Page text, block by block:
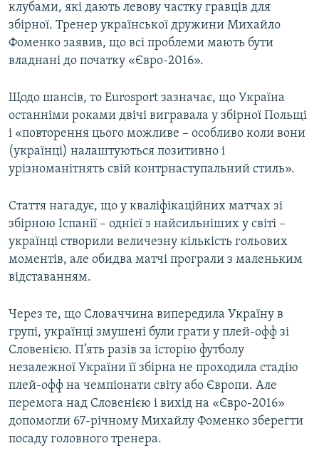
клубами, які дають левову частку гравців для
збірної. Тренер української дружини Михайло
Фоменко заявив, що всі проблеми мають бути
владнані до початку «Євро-2016».
Щодо шансів, то Eurosport зазначає, що Україна
останніми роками двічі вигравала у збірної Польщі
і «повторення цього можливе – особливо коли вони
(українці) налаштуються позитивно і
урізноманітнять свій контрнаступальний стиль».
Стаття нагадує, що у кваліфікаційних матчах зі
збірною Іспанії – однієї з найсильніших у світі –
українці створили величезну кількість гольових
моментів, але обидва матчі програли з маленьким
відставанням.
Через те, що Словаччина випередила Україну в
групі, українці змушені були грати у плей-офф зі
Словенією. П’ять разів за історію футболу
незалежної України її збірна не проходила стадію
плей-офф на чемпіонати світу або Європи. Але
перемога над Словенією і вихід на «Євро-2016»
допомогли 67-річному Михайлу Фоменко зберегти
посаду головного тренера.